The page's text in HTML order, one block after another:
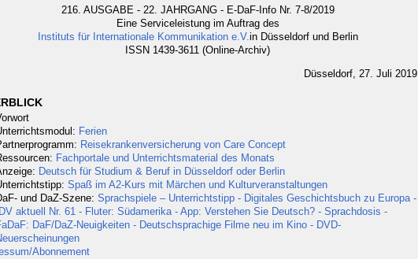
216. AUSGABE - 22. JAHRGANG - E-DaF-Info Nr. 7-8/2019
Eine Serviceleistung im Auftrag des
Instituts für Internationale Kommunikation e.V. in Düsseldorf und Berlin
ISSN 1439-3611 (Online-Archiv)
Düsseldorf, 27. Juli 2019
Ferien
Reisekrankenversicherung von Care Concept
Fachportale und Unterrichtsmaterial des Monats
Deutsch für Studium & Beruf in Düsseldorf oder Berlin
Spaß im A2-Kurs mit Märchen und Kulturveranstaltungen
und DaZ-Szene: Sprachspiele – Unterrichtstipp - Digitales Geschichtsbuch zu Europa -
IDV aktuell Nr. 61 - Fluter: Südamerika - App: Verstehen Sie Deutsch? - Sprachdosis -
DaF/DaZ-Neuigkeiten - Deutschsprachige Filme neu im Kino - DVD-
Abonnement